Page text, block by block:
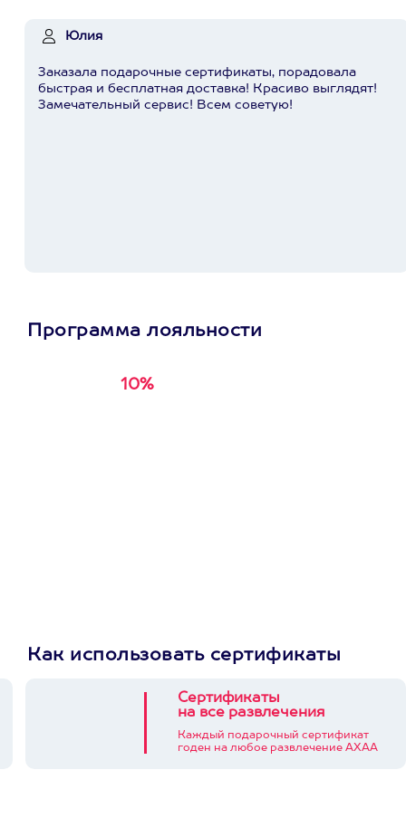
Юлия
Заказала подарочные сертификаты, порадовала
быстрая и бесплатная доставка! Красиво выглядят!
Замечательный сервис! Всем советую!
Программа лояльности
10%
Как использовать сертификаты
Сертификаты
на все развлечения
Каждый подарочный сертификат
годен на любое развлечение АХАА